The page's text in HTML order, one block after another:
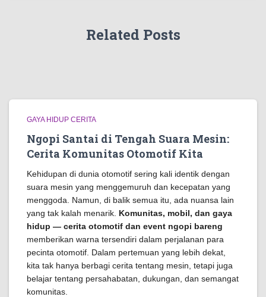
Related Posts
GAYA HIDUP CERITA
Ngopi Santai di Tengah Suara Mesin:
Cerita Komunitas Otomotif Kita
Kehidupan di dunia otomotif sering kali identik dengan
suara mesin yang menggemuruh dan kecepatan yang
menggoda. Namun, di balik semua itu, ada nuansa lain
yang tak kalah menarik. Komunitas, mobil, dan gaya
hidup — cerita otomotif dan event ngopi bareng
memberikan warna tersendiri dalam perjalanan para
pecinta otomotif. Dalam pertemuan yang lebih dekat,
kita tak hanya berbagi cerita tentang mesin, tetapi juga
belajar tentang persahabatan, dukungan, dan semangat
komunitas.